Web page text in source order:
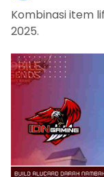
Kombinasi item
2025.